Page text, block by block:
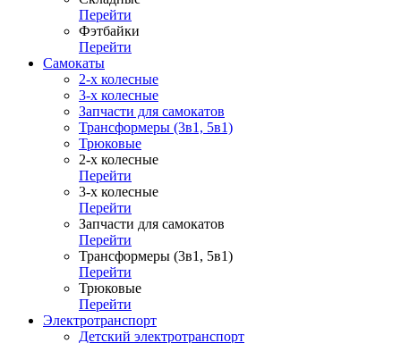
Перейти
Фэтбайки
Перейти
Самокаты
2-х колесные
3-х колесные
Запчасти для самокатов
Трансформеры (3в1, 5в1)
Трюковые
2-х колесные
Перейти
3-х колесные
Перейти
Запчасти для самокатов
Перейти
Трансформеры (3в1, 5в1)
Перейти
Трюковые
Перейти
Электротранспорт
Детский электротранспорт